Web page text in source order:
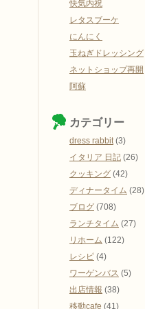
快気内祝
レタスブーケ
にんにく
玉ねぎドレッシング
ネットショップ再開
阿蘇
カテゴリー
dress rabbit(3)
イタリア 日記 (26)
クッキング (42)
ディナータイム (28)
ブログ (708)
ランチタイム (27)
リホーム (122)
レシピ (4)
ワーゲンバス (5)
出店情報 (38)
移動cafe (41)